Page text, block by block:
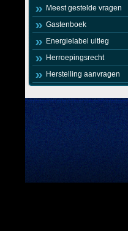
Meest gestelde vragen
Gastenboek
Energielabel uitleg
Herroepingsrecht
Herstelling aanvragen